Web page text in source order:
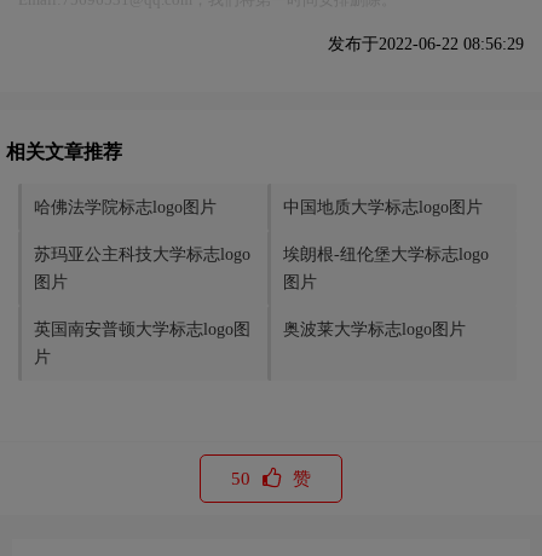
发布于2022-06-22 08:56:29
相关文章推荐
哈佛法学院标志logo图片 中国地质大学标志logo图片
苏玛亚公主科技大学标志logo
图片
埃朗根-纽伦堡大学标志logo
图片
英国南安普顿大学标志logo图
片
奥波莱大学标志logo图片
50 赞